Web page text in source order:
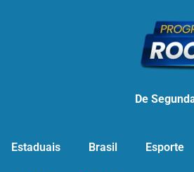
De
Estaduais Brasil Esporte